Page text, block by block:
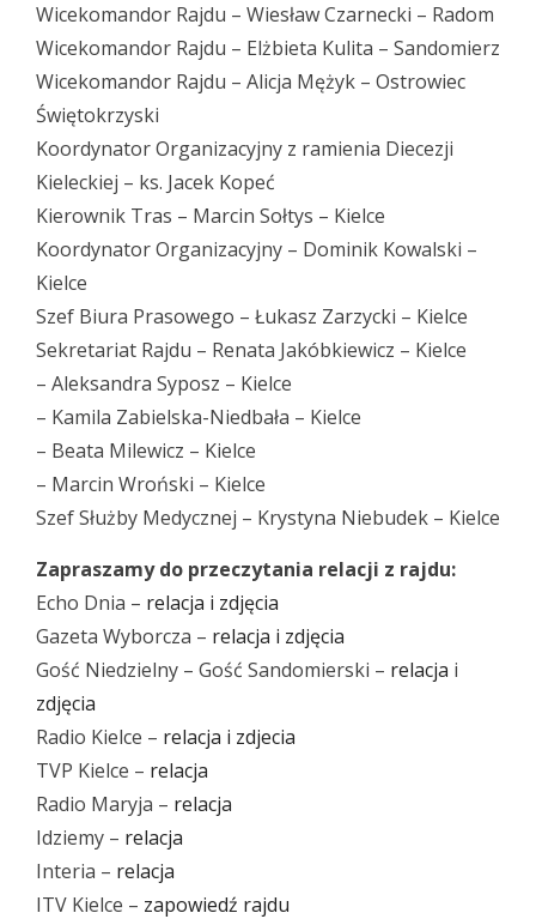
Wicekomandor Rajdu – Wiesław Czarnecki – Radom
Wicekomandor Rajdu – Elżbieta Kulita – Sandomierz
Wicekomandor Rajdu – Alicja Mężyk – Ostrowiec
Świętokrzyski
Koordynator Organizacyjny z ramienia Diecezji
Kieleckiej – ks. Jacek Kopeć
Kierownik Tras – Marcin Sołtys – Kielce
Koordynator Organizacyjny – Dominik Kowalski –
Kielce
Szef Biura Prasowego – Łukasz Zarzycki – Kielce
Sekretariat Rajdu – Renata Jakóbkiewicz – Kielce
– Aleksandra Syposz – Kielce
– Kamila Zabielska-Niedbała – Kielce
– Beata Milewicz – Kielce
– Marcin Wroński – Kielce
Szef Służby Medycznej – Krystyna Niebudek – Kielce
Zapraszamy do przeczytania relacji z rajdu:
Echo Dnia – relacja i zdjęcia
Gazeta Wyborcza – relacja i zdjęcia
Gość Niedzielny – Gość Sandomierski – relacja i
zdjęcia
Radio Kielce – relacja i zdjecia
TVP Kielce – relacja
Radio Maryja – relacja
Idziemy – relacja
Interia – relacja
ITV Kielce – zapowiedź rajdu